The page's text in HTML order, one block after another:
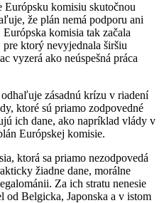
Európsku komisiu skutočnou
že plán nemá podporu ani
komisia tak začala
ktorý nevyjednala širšiu
vyzerá ako neúspešná práca
zásadnú krízu v riadení
ktoré sú priamo zodpovedné
ich dane, ako napríklad vlády v
Európskej komisie.
ktorá sa priamo nezodpovedá
žiadne dane, morálne
Za ich stratu nenesie
od Belgicka, Japonska a v istom